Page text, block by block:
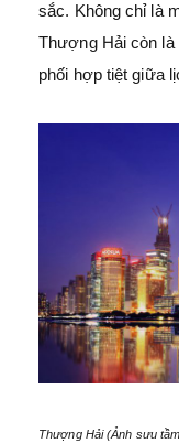
sắc. Không chỉ là
Thượng Hải còn
phối hợp tiệt giữa
Thượng Hải (Ảnh sưu